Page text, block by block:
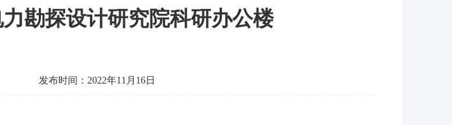
勘探设计研究院科研办公楼
发布时间：2022年11月16日